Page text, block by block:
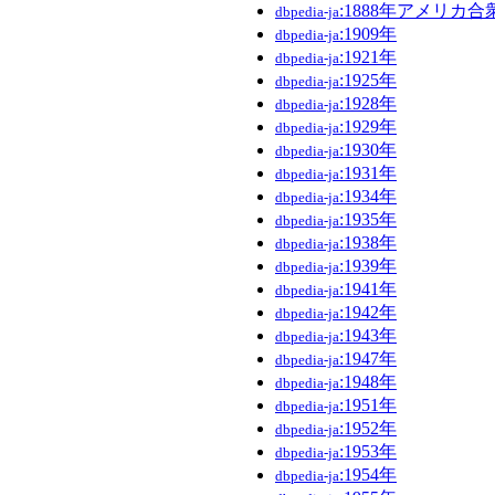
dbpedia-ja:1888年アメリカ合
dbpedia-ja:1909年
dbpedia-ja:1921年
dbpedia-ja:1925年
dbpedia-ja:1928年
dbpedia-ja:1929年
dbpedia-ja:1930年
dbpedia-ja:1931年
dbpedia-ja:1934年
dbpedia-ja:1935年
dbpedia-ja:1938年
dbpedia-ja:1939年
dbpedia-ja:1941年
dbpedia-ja:1942年
dbpedia-ja:1943年
dbpedia-ja:1947年
dbpedia-ja:1948年
dbpedia-ja:1951年
dbpedia-ja:1952年
dbpedia-ja:1953年
dbpedia-ja:1954年